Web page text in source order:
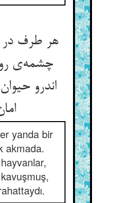
هر طرف
چشمه‌ی
اندرو
yanda bir
akmada.